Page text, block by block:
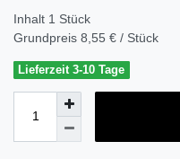
Inhalt 1 Stück
Grundpreis 8,55 € / Stück
Lieferzeit 3-10 Tage